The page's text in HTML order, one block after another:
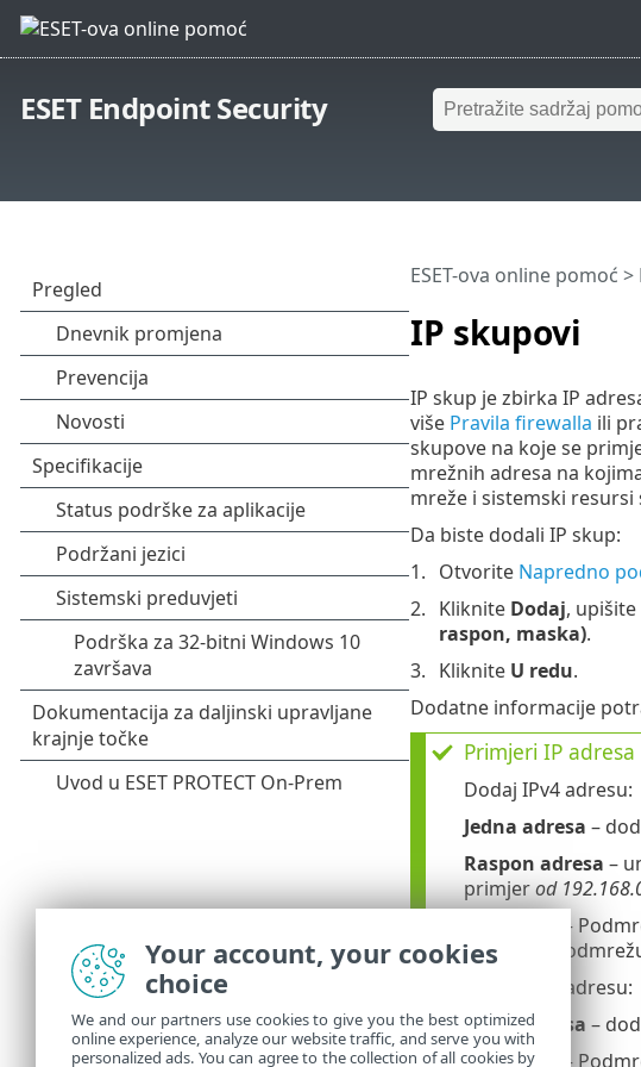
ESET Endpoint Security
IP skupovi
ESET-ova online pomoć >
IP skup je zbirka IP
više Pravila firewalla ili
skupove na koje se
mrežnih adresa na
mreže i sistemski
Da biste dodali IP skup:
Otvorite Napredno
Kliknite Dodaj, upišite
raspon, maska).
Kliknite U redu.
Dodatne informacije
Primjeri IP adresa
Dodaj IPv4 adresu:
Jedna adresa –
Raspon adresa –
primjerod
–
maska za
Dodaj IPv6 adresu:
Jedna adresa –
Podmreža
–
Your account, your cookies
choice
We and our partners use cookies to give you the best optimized
online experience, analyze our website traffic, and serve you with
personalized ads. You can agree to the collection of all cookies by